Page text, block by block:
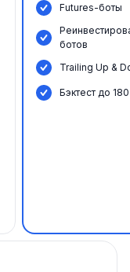
Futures-боты
ботов
Trailing Up &
Бэктест до